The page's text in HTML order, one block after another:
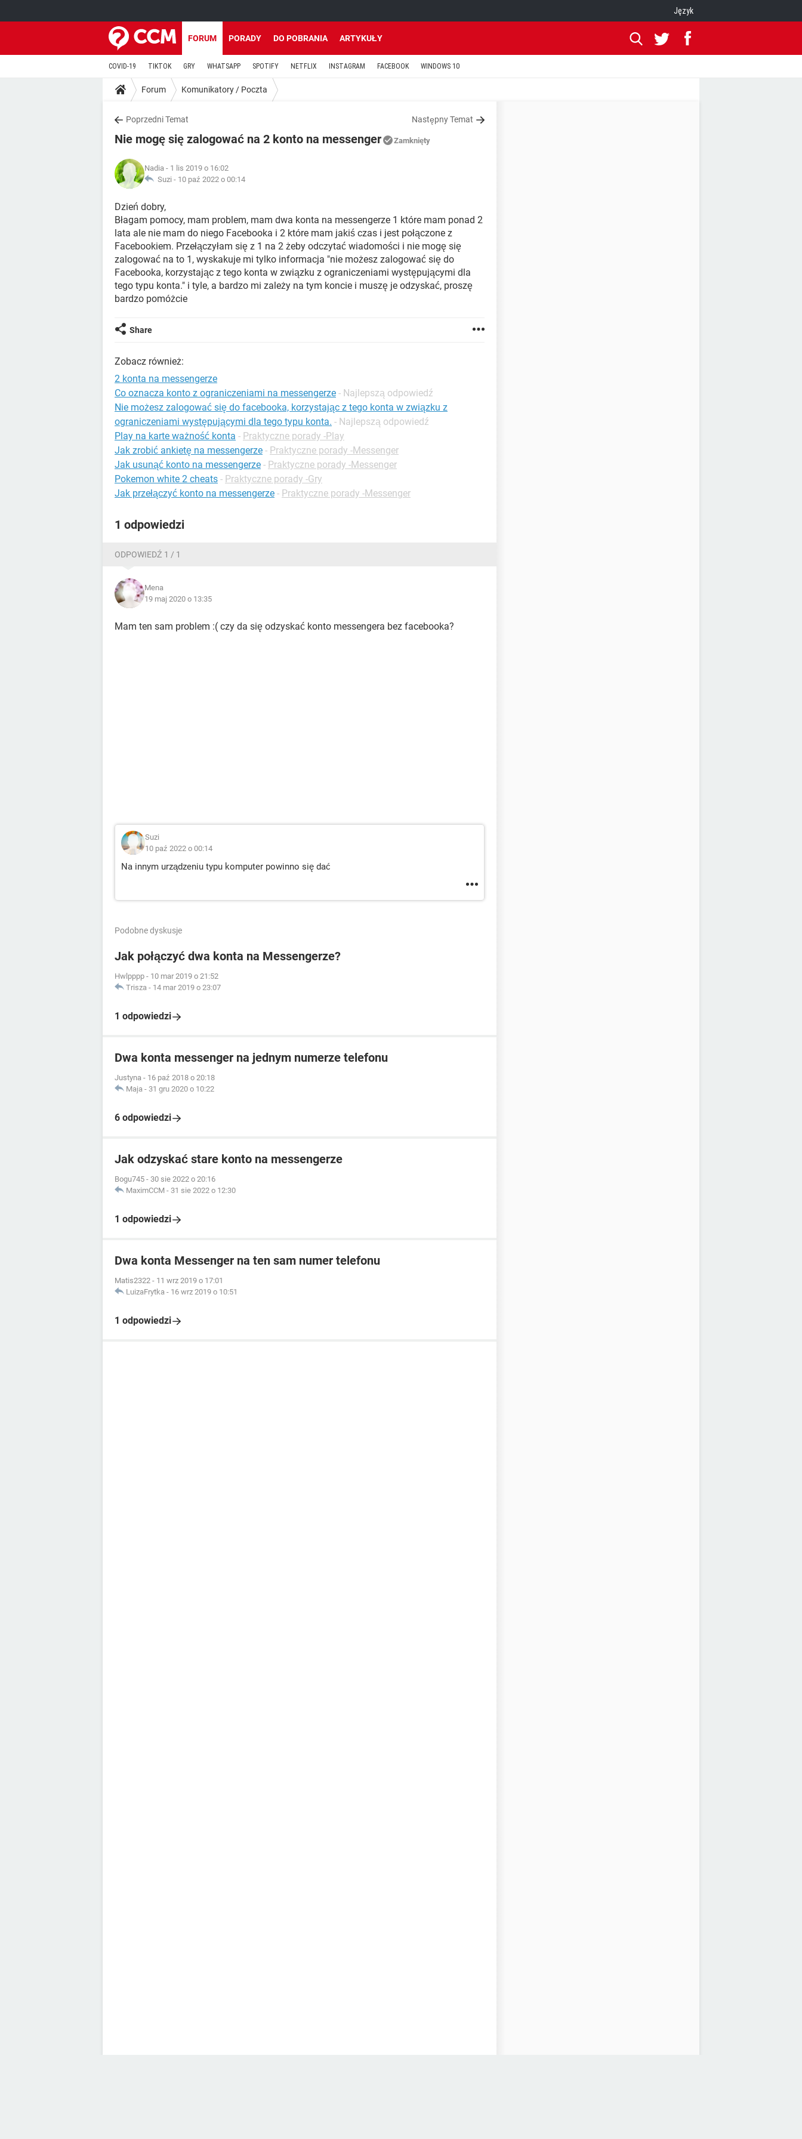
Język
FORUM PORADY DO POBRANIA ARTYKUŁY
COVID-19 TIKTOK GRY WHATSAPP SPOTIFY NETFLIX INSTAGRAM FACEBOOK WINDOWS 10
Forum Komunikatory / Poczta
Poprzedni Temat Następny Temat
Nie mogę się zalogować na 2 konto na messenger Zamknięty
Nadia - 1 lis 2019 o 16:02
Suzi - 10 paź 2022 o 00:14
Dzień dobry,
Błagam pomocy, mam problem, mam dwa konta na messengerze 1 które mam ponad 2
lata ale nie mam do niego Facebooka i 2 które mam jakiś czas i jest połączone z
Facebookiem. Przełączyłam się z 1 na 2 żeby odczytać wiadomości i nie mogę się
zalogować na to 1, wyskakuje mi tylko informacja "nie możesz zalogować się do
Facebooka, korzystając z tego konta w związku z ograniczeniami występującymi dla
tego typu konta." i tyle, a bardzo mi zależy na tym koncie i muszę je odzyskać, proszę
bardzo pomóżcie
Share
Zobacz również:
2 konta na messengerze
Co oznacza konto z ograniczeniami na messengerze - Najlepszą odpowiedź
Nie możesz zalogować się do facebooka, korzystając z tego konta w związku z
ograniczeniami występującymi dla tego typu konta. - Najlepszą odpowiedź
Play na karte ważność konta - Praktyczne porady -Play
Jak zrobić ankietę na messengerze - Praktyczne porady -Messenger
Jak usunąć konto na messengerze - Praktyczne porady -Messenger
Pokemon white 2 cheats - Praktyczne porady -Gry
Jak przełączyć konto na messengerze - Praktyczne porady -Messenger
1 odpowiedzi
ODPOWIEDŹ 1 / 1
Mena
19 maj 2020 o 13:35
Mam ten sam problem :( czy da się odzyskać konto messengera bez facebooka?
Suzi
10 paź 2022 o 00:14
Na innym urządzeniu typu komputer powinno się dać
Podobne dyskusje
Jak połączyć dwa konta na Messengerze?
Hwlpppp - 10 mar 2019 o 21:52
Trisza - 14 mar 2019 o 23:07
1 odpowiedzi
Dwa konta messenger na jednym numerze telefonu
Justyna - 16 paź 2018 o 20:18
Maja - 31 gru 2020 o 10:22
6 odpowiedzi
Jak odzyskać stare konto na messengerze
Bogu745 - 30 sie 2022 o 20:16
MaximCCM - 31 sie 2022 o 12:30
1 odpowiedzi
Dwa konta Messenger na ten sam numer telefonu
Matis2322 - 11 wrz 2019 o 17:01
LuizaFrytka - 16 wrz 2019 o 10:51
1 odpowiedzi